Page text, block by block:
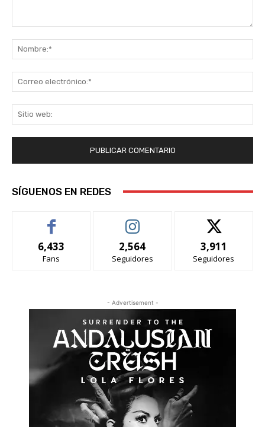
SÍGUENOS EN REDES
6,433
Fans
2,564
Seguidores
3,911
Seguidores
- Advertisement -